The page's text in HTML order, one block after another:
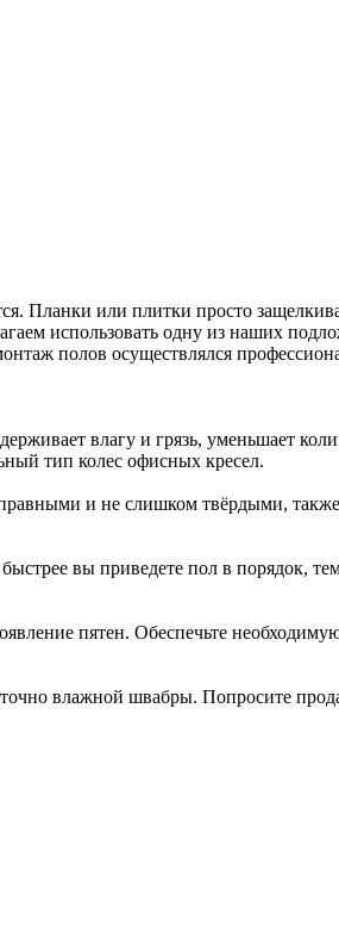
Планки или плитки просто
использовать одну из наших
полов осуществлялся
влагу и грязь, уменьшает
тип колес офисных кресел.
и не слишком твёрдыми,
вы приведете пол в порядок,
пятен. Обеспечьте
влажной швабры. Попросите